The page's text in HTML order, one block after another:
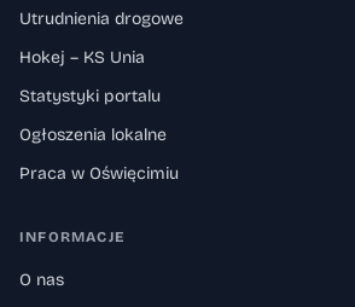
Utrudnienia drogowe
Hokej – KS Unia
Statystyki portalu
Ogłoszenia lokalne
Praca w Oświęcimiu
INFORMACJE
O nas